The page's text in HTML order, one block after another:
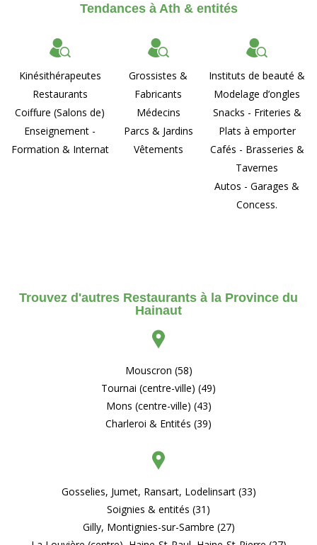
Tendances à Ath & entités
Kinésithérapeutes
Restaurants
Coiffure (Salons de)
Enseignement -
Formation & Internat
Grossistes &
Fabricants
Médecins
Parcs & Jardins
Vêtements
Instituts de beauté &
Modelage d’ongles
Snacks - Friteries &
Plats à emporter
Cafés - Brasseries &
Tavernes
Autos - Garages &
Concess.
Trouvez d'autres Restaurants à la Province du
Hainaut
Mouscron (58)
Tournai (centre-ville) (49)
Mons (centre-ville) (43)
Charleroi & Entités (39)
Gosselies, Jumet, Ransart, Lodelinsart (33)
Soignies & entités (31)
Gilly, Montignies-sur-Sambre (27)